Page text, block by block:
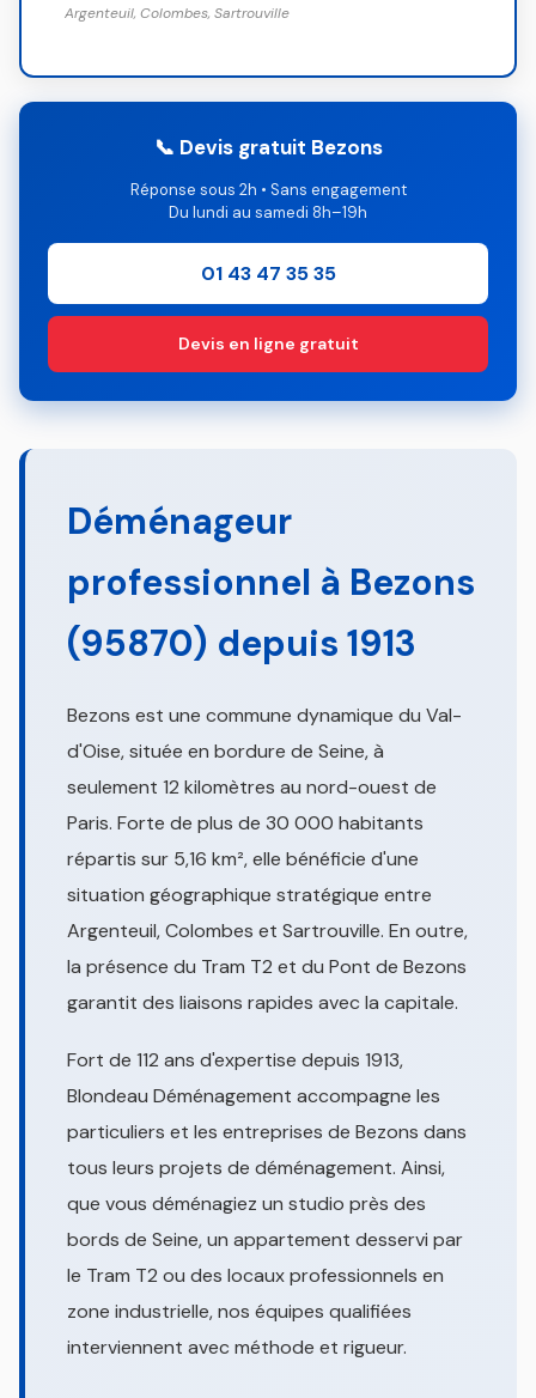
Argenteuil, Colombes, Sartrouville
📞 Devis gratuit Bezons
Réponse sous 2h • Sans engagement
Du lundi au samedi 8h–19h
01 43 47 35 35
Devis en ligne gratuit
Déménageur
professionnel à Bezons
(95870) depuis 1913
Bezons est une commune dynamique du Val-
d'Oise, située en bordure de Seine, à
seulement 12 kilomètres au nord-ouest de
Paris. Forte de plus de 30 000 habitants
répartis sur 5,16 km², elle bénéficie d'une
situation géographique stratégique entre
Argenteuil, Colombes et Sartrouville. En outre,
la présence du Tram T2 et du Pont de Bezons
garantit des liaisons rapides avec la capitale.
Fort de 112 ans d'expertise depuis 1913,
Blondeau Déménagement accompagne les
particuliers et les entreprises de Bezons dans
tous leurs projets de déménagement. Ainsi,
que vous déménagiez un studio près des
bords de Seine, un appartement desservi par
le Tram T2 ou des locaux professionnels en
zone industrielle, nos équipes qualifiées
interviennent avec méthode et rigueur.